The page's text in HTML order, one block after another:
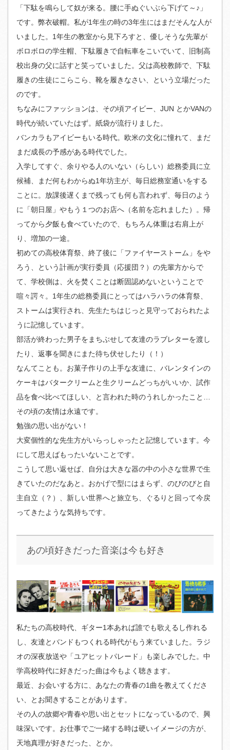
「下駄を鳴らして奴が来る。腰に手ぬぐいぶら下げて～♪」
です。弊衣破帽。私が1年生の時の3年生にはまだそんな人が
いました。1年生の教室から見下ろすと、優しそうな先輩が
ボロボロの学生帽、下駄履きで自転車をこいでいて、旧制高
校出身の父に話すと笑っていました。父は高校教師で、下駄
履きの生徒にこらこら、靴を履きなさい、という立場だった
のです。
ちなみにファッションは、その頃アイビー、JUN とかVANの
時代が続いていたはず。紙袋が流行りました。
バンカラもアイビーもいる時代。欧米の文化に憧れて、まだ
まだ成長の予感がある時代でした。
入学してすぐ、余りやる人のいない（らしい）総務委員に立
候補、まだ何もわからぬ1年坊主が、毎日総務室通いをする
ことに。放課後遅くまで残っても何も言われず、毎日のよう
に「朝日屋」やもう１つのお店へ（名前を忘れました）。帰
ってから夕飯も食べていたので、もちろん体重は右肩上が
り、増加の一途。
初めての高校体育祭、終了後に「ファイヤーストーム」をや
ろう、という計画が実行委員（応援団？）の先輩方からで
て、学校側は、火を焚くことは断固認めないということで
喧々諤々。1年生の総務委員にとってはハラハラの体育祭、
ストームは実行され、先生たちはじっと見守っておられたよ
うに記憶しています。
部活が終わった男子をまちぶせして友達のラブレターを渡し
たり、返事を聞きにまた待ち伏せしたり（！）
なんてことも。お菓子作りの上手な友達に、バレンタインの
ケーキはバタークリームと生クリームどっちがいいか、試作
品を食べ比べてほしい、と言われた時のうれしかったこと…
その頃の友情は永遠です。
勉強の思い出がない！
大変個性的な先生方がいらっしゃったと記憶しています。今
にして思えばもったいないことです。
こうして思い返せば、自分は大きな器の中の小さな世界で生
きていたのだなあと。おかげで型にはまらず、のびのびと自
主自立（？）、新しい世界へと旅立ち、ぐるりと回って今戻
ってきたような気持ちです。
あの頃好きだった音楽は今も好き
私たちの高校時代、ギター1本あれば誰でも歌えるし作れる
し、友達とバンドもつくれる時代がもう来ていました。ラジ
オの深夜放送や「ユアヒットパレード」も楽しみでした。中
学高校時代に好きだった曲は今もよく聴きます。
最近、お会いする方に、あなたの青春の1曲を教えてくださ
い、とお聞きすることがあります。
その人の故郷や青春や思い出とセットになっているので、興
味深いです。お仕事でご一緒する時は硬いイメージの方が、
天地真理が好きだった、とか。